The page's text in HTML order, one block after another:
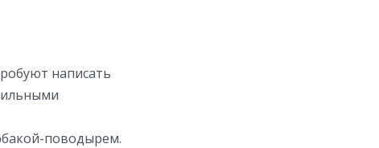
написать
поводырем.